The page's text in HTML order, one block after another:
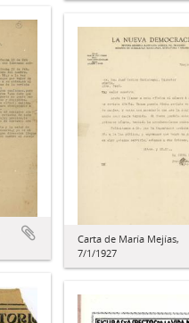
Carta de María Mejías,
7/1/1927